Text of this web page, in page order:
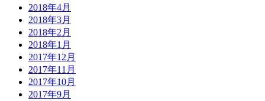
2018年4月
2018年3月
2018年2月
2018年1月
2017年12月
2017年11月
2017年10月
2017年9月